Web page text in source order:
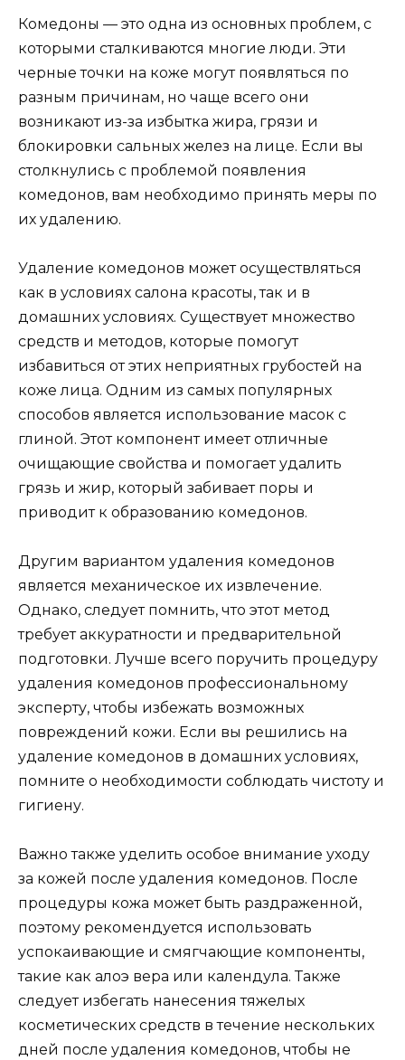
Комедоны — это одна из основных проблем, с
которыми сталкиваются многие люди. Эти
черные точки на коже могут появляться по
разным причинам, но чаще всего они
возникают из-за избытка жира, грязи и
блокировки сальных желез на лице. Если вы
столкнулись с проблемой появления
комедонов, вам необходимо принять меры по
их удалению.
Удаление комедонов может осуществляться
как в условиях салона красоты, так и в
домашних условиях. Существует множество
средств и методов, которые помогут
избавиться от этих неприятных грубостей на
коже лица. Одним из самых популярных
способов является использование масок с
глиной. Этот компонент имеет отличные
очищающие свойства и помогает удалить
грязь и жир, который забивает поры и
приводит к образованию комедонов.
Другим вариантом удаления комедонов
является механическое их извлечение.
Однако, следует помнить, что этот метод
требует аккуратности и предварительной
подготовки. Лучше всего поручить процедуру
удаления комедонов профессиональному
эксперту, чтобы избежать возможных
повреждений кожи. Если вы решились на
удаление комедонов в домашних условиях,
помните о необходимости соблюдать чистоту и
гигиену.
Важно также уделить особое внимание уходу
за кожей после удаления комедонов. После
процедуры кожа может быть раздраженной,
поэтому рекомендуется использовать
успокаивающие и смягчающие компоненты,
такие как алоэ вера или календула. Также
следует избегать нанесения тяжелых
косметических средств в течение нескольких
дней после удаления комедонов, чтобы не